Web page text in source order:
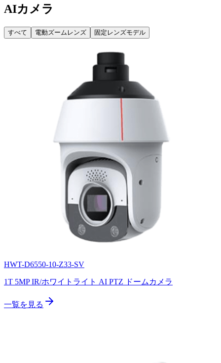
AIカメラ
すべて 電動ズームレンズ 固定レンズモデル
HWT-D6550-10-Z33-SV
1T 5MP IR/ホワイトライト AI PTZ ドームカメラ
一覧を見る